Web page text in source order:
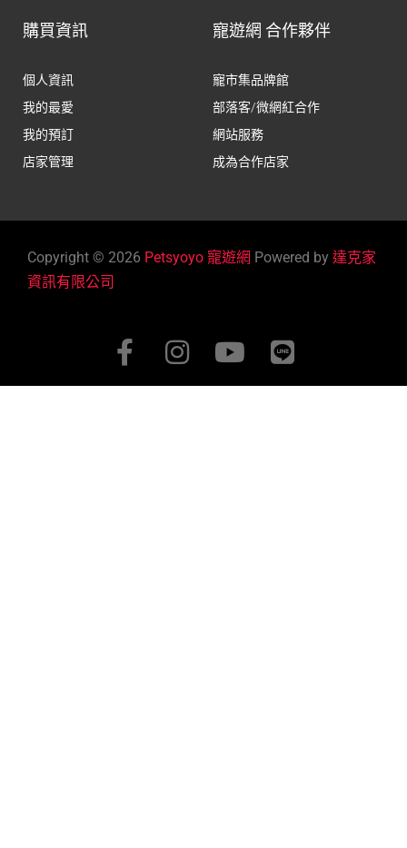
購買資訊
個人資訊
我的最愛
我的預訂
店家管理
寵遊網 合作夥伴
寵市集品牌館
部落客/微網紅合作
網站服務
成為合作店家
Copyright © 2026 Petsyoyo 寵遊網 Powered by 達克家
資訊有限公司